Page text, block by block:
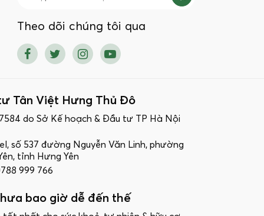
Theo dõi chúng tôi qua
Tân Việt Hưng Thủ Đô
do Sở Kế hoạch & Đầu tư TP Hà Nội
số 537 đường Nguyễn Văn Linh, phường
tỉnh Hưng Yên
999 766
bao giờ dễ đến thế